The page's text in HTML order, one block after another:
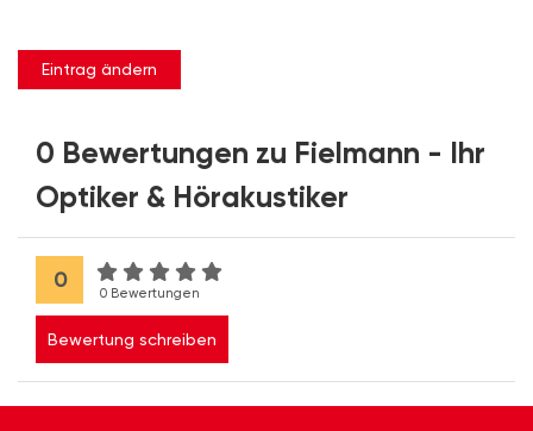
Eintrag ändern
0 Bewertungen zu Fielmann - Ihr
Optiker & Hörakustiker
0
0 Bewertungen
Bewertung schreiben